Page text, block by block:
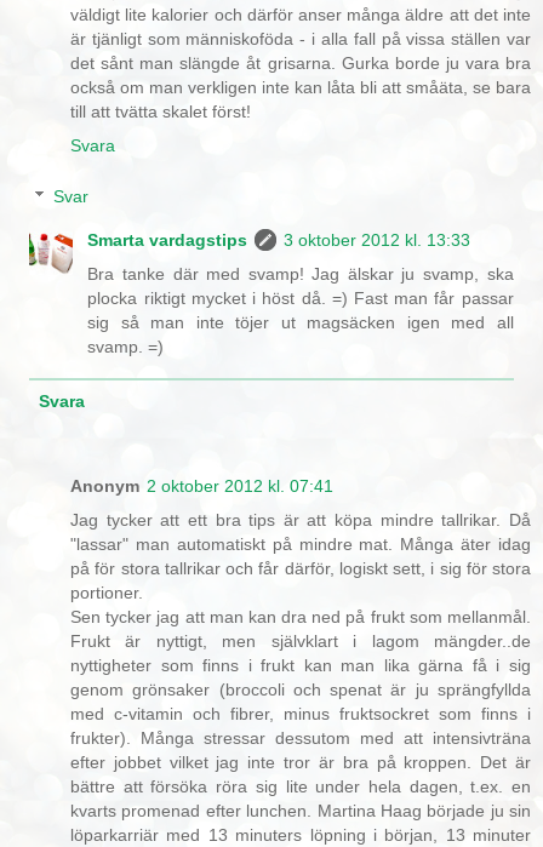
väldigt lite kalorier och därför anser många äldre att det inte
är tjänligt som människoföda - i alla fall på vissa ställen var
det sånt man slängde åt grisarna. Gurka borde ju vara bra
också om man verkligen inte kan låta bli att småäta, se bara
till att tvätta skalet först!
Svara
Svar
Smarta vardagstips
3 oktober 2012 kl. 13:33
Bra tanke där med svamp! Jag älskar ju svamp, ska
plocka riktigt mycket i höst då. =) Fast man får passar
sig så man inte töjer ut magsäcken igen med all
svamp. =)
Svara
Anonym 2 oktober 2012 kl. 07:41
Jag tycker att ett bra tips är att köpa mindre tallrikar. Då
"lassar" man automatiskt på mindre mat. Många äter idag
på för stora tallrikar och får därför, logiskt sett, i sig för stora
portioner.
Sen tycker jag att man kan dra ned på frukt som mellanmål.
Frukt är nyttigt, men självklart i lagom mängder..de
nyttigheter som finns i frukt kan man lika gärna få i sig
genom grönsaker (broccoli och spenat är ju sprängfyllda
med c-vitamin och fibrer, minus fruktsockret som finns i
frukter). Många stressar dessutom med att intensivträna
efter jobbet vilket jag inte tror är bra på kroppen. Det är
bättre att försöka röra sig lite under hela dagen, t.ex. en
kvarts promenad efter lunchen. Martina Haag började ju sin
löparkarriär med 13 minuters löpning i början, 13 minuter